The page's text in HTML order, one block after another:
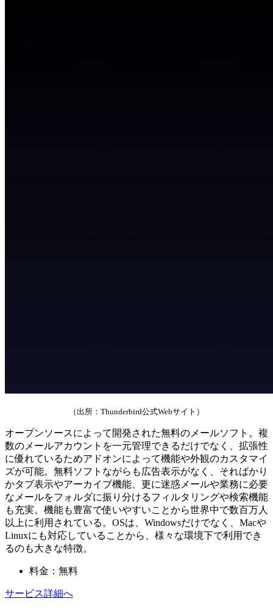
（出所：Thunderbird公式Webサイト）
オープンソースによって開発された無料のメールソフト。複
数のメールアカウントを一元管理できるだけでなく、拡張性
に優れているためアドオンによって機能や外観のカスタマイ
ズが可能。無料ソフトながらも広告表示がなく、そればかり
かタブ表示やアーカイブ機能、更に迷惑メールや業務に必要
なメールをフォルダに振り分けるフィルタリングや検索機能
も充実。機能も豊富で使いやすいことから世界中で数百万人
以上に利用されている。OSは、Windowsだけでなく、Macや
Linuxにも対応していることから、様々な環境下で利用でき
るのも大きな特徴。
料金：無料
サービス詳細へ